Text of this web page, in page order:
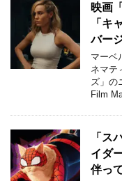
映画
「キ
バー
マーベ
ネマテ
ズ」の
Film
「ス
イダ
伴っ